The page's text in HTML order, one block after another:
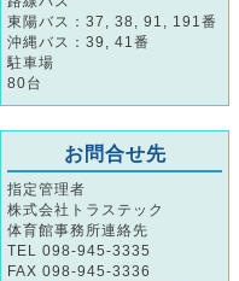
東陽バス：37, 38, 91, 191番
沖縄バス：39, 41番
駐車場
80台
お問合せ先
指定管理者
株式会社トラステック
体育館事務所連絡先
TEL 098-945-3335
FAX 098-945-3336